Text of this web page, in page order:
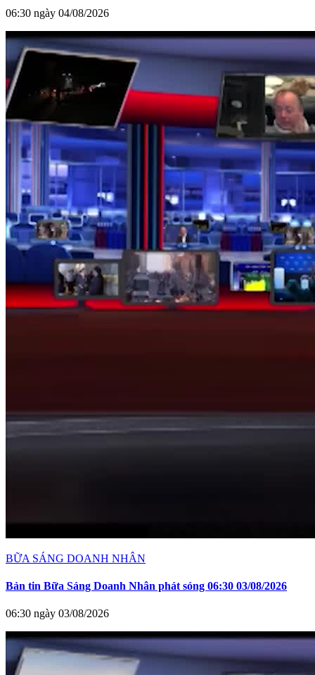
06:30 ngày 04/08/2026
BỮA SÁNG DOANH NHÂN
Bản tin Bữa Sáng Doanh Nhân phát sóng 06:30 03/08/2026
06:30 ngày 03/08/2026